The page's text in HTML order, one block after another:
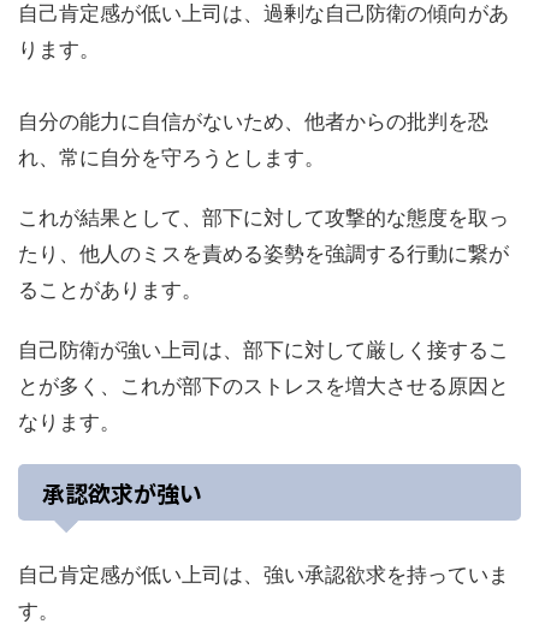
自己肯定感が低い上司は、過剰な自己防衛の傾向があ
ります。
自分の能力に自信がないため、他者からの批判を恐
れ、常に自分を守ろうとします。
これが結果として、部下に対して攻撃的な態度を取っ
たり、他人のミスを責める姿勢を強調する行動に繋が
ることがあります。
自己防衛が強い上司は、部下に対して厳しく接するこ
とが多く、これが部下のストレスを増大させる原因と
なります。
承認欲求が強い
自己肯定感が低い上司は、強い承認欲求を持っていま
す。